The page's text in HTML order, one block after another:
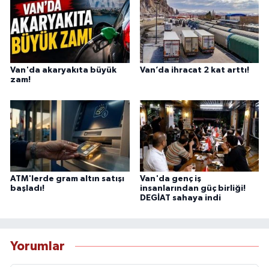
Van'da akaryakıta büyük
zam!
Van’da ihracat 2 kat arttı!
ATM'lerde gram altın satışı
başladı!
Van'da genç iş
insanlarından güç birliği!
DEGİAT sahaya indi
Yorumlar